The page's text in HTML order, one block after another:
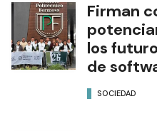
Firman
los
de
SOCIEDAD